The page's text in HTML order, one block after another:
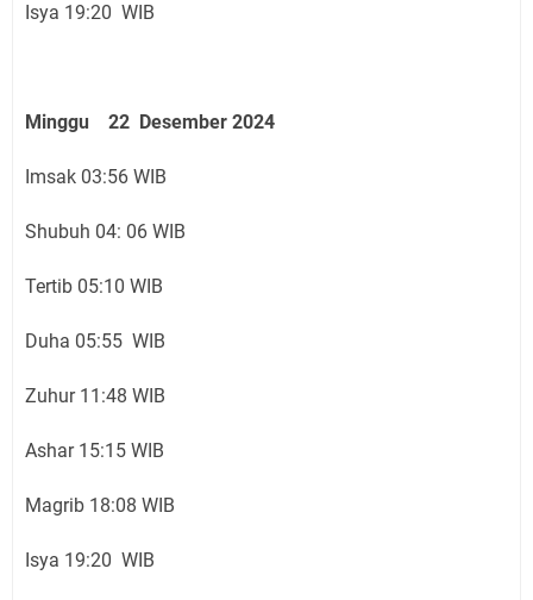
Isya 19:20 WIB
Minggu 22 Desember 2024
Imsak 03:56 WIB
Shubuh 04: 06 WIB
Tertib 05:10 WIB
Duha 05:55 WIB
Zuhur 11:48 WIB
Ashar 15:15 WIB
Magrib 18:08 WIB
Isya 19:20 WIB